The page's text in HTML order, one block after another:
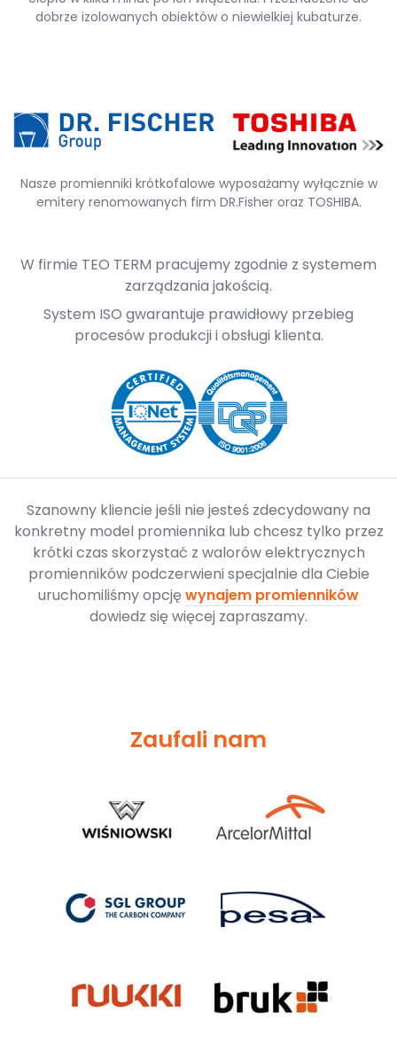
dobrze izolowanych obiektów o niewielkiej kubaturze.
Nasze promienniki krótkofalowe wyposażamy wyłącznie w
emitery renomowanych firm DR.Fisher oraz TOSHIBA.
W firmie TEO TERM pracujemy zgodnie z systemem
zarządzania jakością.
System ISO gwarantuje prawidłowy przebieg
procesów produkcji i obsługi klienta.
Szanowny kliencie jeśli nie jesteś zdecydowany na
konkretny model promiennika lub chcesz tylko przez
krótki czas skorzystać z walorów elektrycznych
promienników podczerwieni specjalnie dla Ciebie
uruchomiliśmy opcjęwynajem promienników
dowiedz się więcej zapraszamy.
Zaufali nam